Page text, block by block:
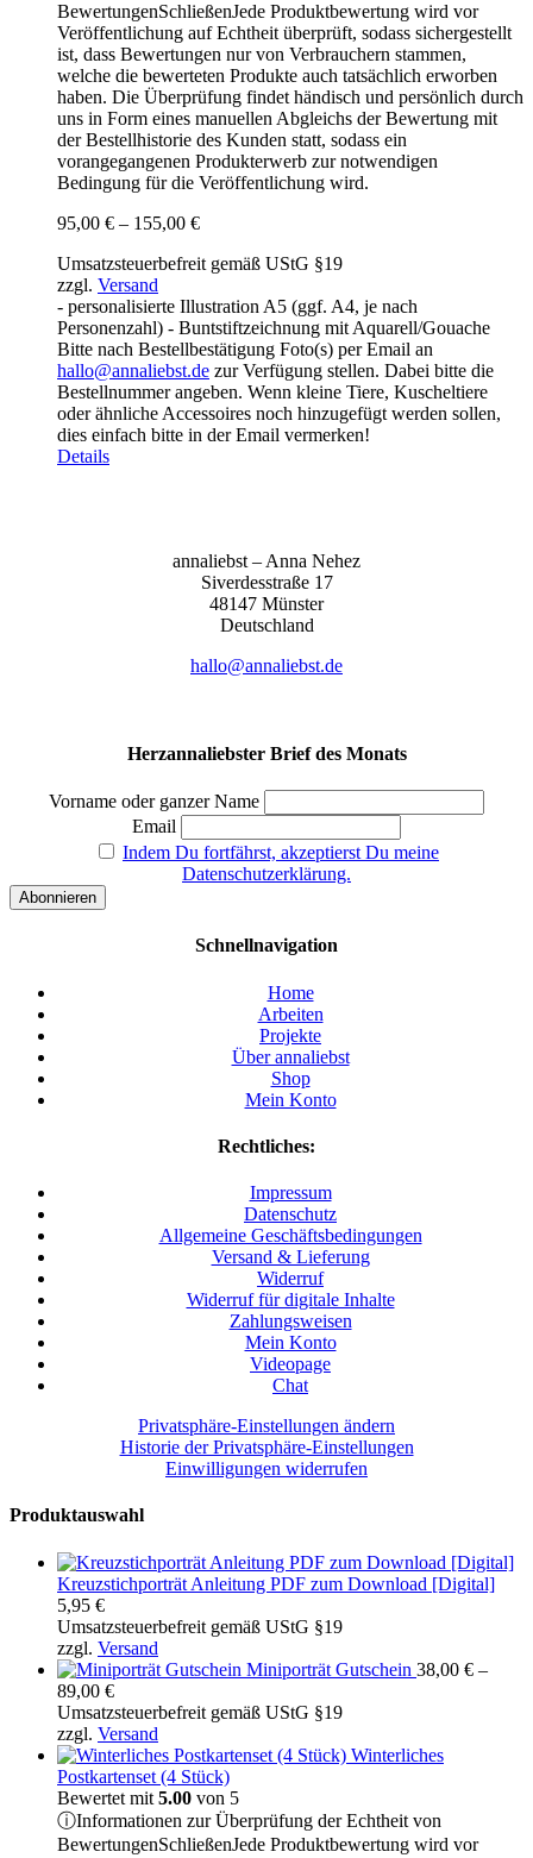
BewertungenSchließenJede Produktbewertung wird vor
Veröffentlichung auf Echtheit überprüft, sodass sichergestellt
ist, dass Bewertungen nur von Verbrauchern stammen,
welche die bewerteten Produkte auch tatsächlich erworben
haben. Die Überprüfung findet händisch und persönlich durch
uns in Form eines manuellen Abgleichs der Bewertung mit
der Bestellhistorie des Kunden statt, sodass ein
vorangegangenen Produkterwerb zur notwendigen
Bedingung für die Veröffentlichung wird.
95,00 € – 155,00 €Preisspanne:
bis
Umsatzsteuerbefreit gemäß UStG §19
zzgl. Versand
- personalisierte Illustration A5 (ggf. A4, je nach
Personenzahl) - Buntstiftzeichnung mit Aquarell/Gouache
Bitte nach Bestellbestätigung Foto(s) per Email an
hallo@annaliebst.de zur Verfügung stellen. Dabei bitte die
Bestellnummer angeben. Wenn kleine Tiere, Kuscheltiere
oder ähnliche Accessoires noch hinzugefügt werden sollen,
dies einfach bitte in der Email vermerken!
Details
anna­liebst – Anna Nehez
Sive­r­des­stra­ße 17
48147 Müns­ter
Deutsch­land
hallo@annaliebst.de
Herzannaliebster Brief des Monats
Vorname oder ganzer Name
Email
Indem Du fortfährst, akzeptierst Du meine
Datenschutzerklärung.
Schnellnavigation
Home
Arbeiten
Projekte
Über annaliebst
Shop
Mein Konto
Rechtliches:
Impressum
Datenschutz
Allgemeine Geschäftsbedingungen
Versand & Lieferung
Widerruf
Widerruf für digitale Inhalte
Zahlungsweisen
Mein Konto
Videopage
Chat
Privatsphäre-Einstellungen ändern
Historie der Privatsphäre-Einstellungen
Einwilligungen widerrufen
Produktauswahl
Kreuzstichporträt Anleitung PDF zum Download [Digital]
5,95 €
Umsatzsteuerbefreit gemäß UStG §19
zzgl. Versand
Miniporträt Gutschein 38,00 € –
89,00 €Preisspanne:
38,00 €
bis
89,00 €
Umsatzsteuerbefreit gemäß UStG §19
zzgl. Versand
Winterliches
Postkartenset (4 Stück)
Bewertet mit 5.00 von 5
ⓘInformationen zur Überprüfung der Echtheit von
BewertungenSchließenJede Produktbewertung wird vor